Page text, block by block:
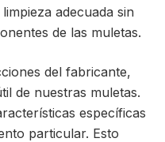
adecuada sin
de las muletas.
del fabricante,
de nuestras muletas.
específicas
particular. Esto